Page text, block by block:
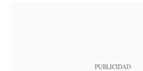
PUBLICIDAD